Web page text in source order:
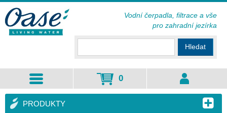
PRODUKTY
Hledat
0
Vodní čerpadla, filtrace a vše
pro zahradní jezírka